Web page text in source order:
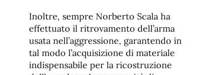
Inoltre, sempre Norberto Scala ha
effettuato il ritrovamento dell’arma
usata nell’aggressione, garantendo in
tal modo l’acquisizione di materiale
indispensabile per la ricostruzione